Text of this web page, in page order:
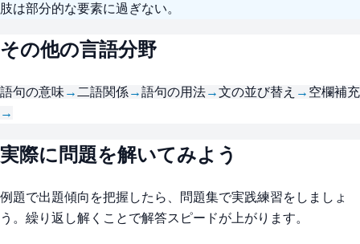
肢は部分的な要素に過ぎない。
その他の言語分野
語句の意味 → 二語関係→語句の用法→文の並び替え → 空欄補充
→
実際に問題を解いてみよう
例題で出題傾向を把握したら、問題集で実践練習をしましょ
う。繰り返し解くことで解答スピードが上がります。